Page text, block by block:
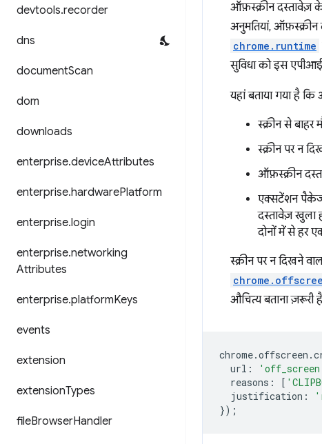
devtools.recorder
dns
documentScan
dom
downloads
enterprise.deviceAttributes
enterprise.hardwarePlatform
enterprise.login
enterprise.networking
Attributes
enterprise.platformKeys
events
extension
extensionTypes
fileBrowserHandler
ऑफ़स्क्रीन दस्तावेज़
अनुमतियां, ऑफ़स्क्रीन
chrome.runtime
सुविधा को इस
यहां बताया गया है
स्क्रीन से
स्क्रीन पर न
ऑफ़स्क्रीन
एक्सटेंशन पैकेज
दस्तावेज़ खुला
दोनों में से हर
स्क्रीन पर न दिखने
औचित्य बताना ज़रूरी
chrome.offscreen .
url :
reasons : [
justification :
});